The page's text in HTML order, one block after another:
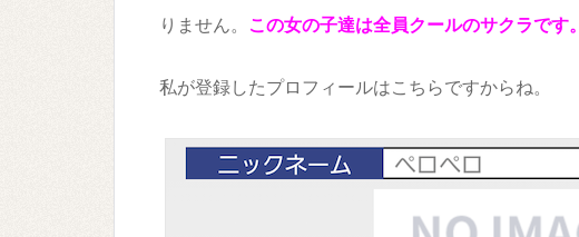
りません。 この女の子達は全員クールのサクラです。
私が登録したプロフィールはこちらですからね。